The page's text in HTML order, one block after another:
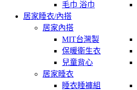
毛巾 浴巾
居家睡衣/內搭
居家內搭
MIT台灣製
保暖衛生衣
兒童背心
居家睡衣
睡衣睡褲組